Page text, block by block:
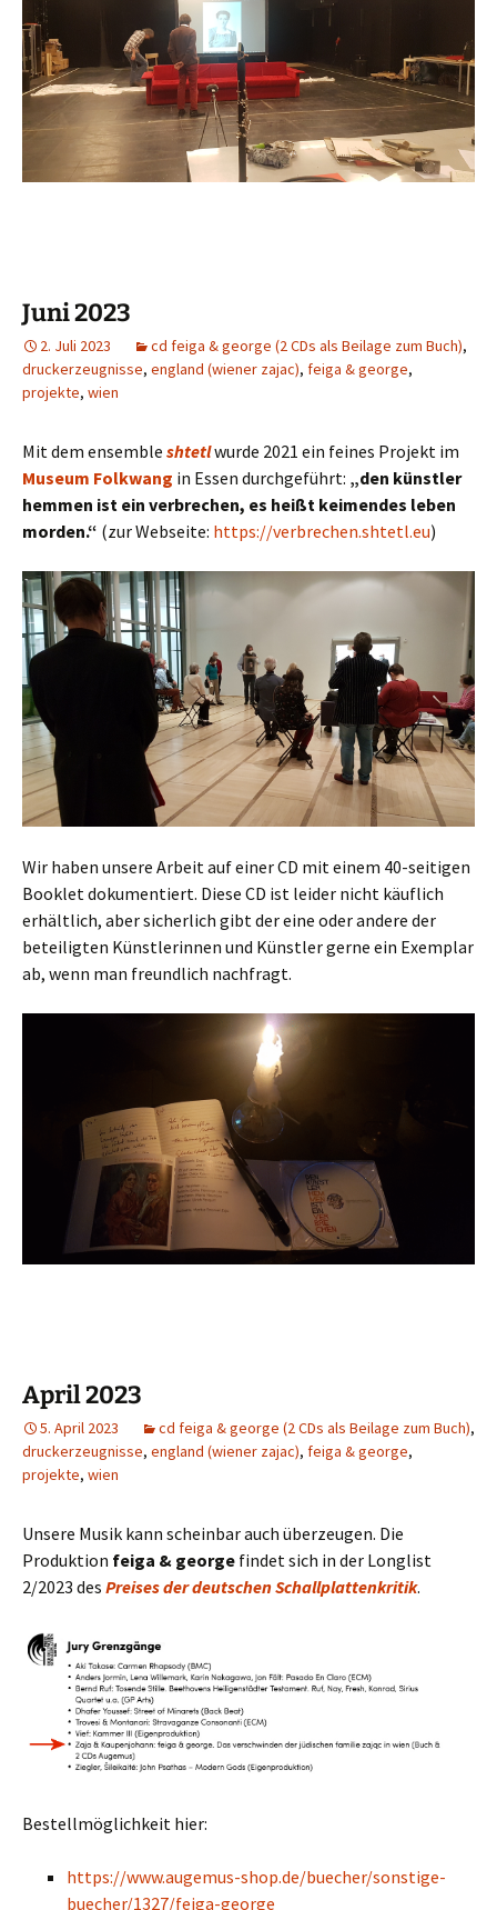
Juni 2023
2. Juli 2023 cd feiga & george (2 CDs als Beilage zum Buch),
druckerzeugnisse, england (wiener zajac), feiga & george,
projekte, wien
Mit dem ensemble shtetlwurde 2021 ein feines Projekt im
Museum Folkwang in Essen durchgeführt: „den künstler
hemmen ist ein verbrechen, es heißt keimendes leben
morden.“ (zur Webseite: https://verbrechen.shtetl.eu)
Wir haben unsere Arbeit auf einer CD mit einem 40-seitigen
Booklet dokumentiert. Diese CD ist leider nicht käuflich
erhältlich, aber sicherlich gibt der eine oder andere der
beteiligten Künstlerinnen und Künstler gerne ein Exemplar
ab, wenn man freundlich nachfragt.
April 2023
5. April 2023 cd feiga & george (2 CDs als Beilage zum Buch),
druckerzeugnisse, england (wiener zajac), feiga & george,
projekte, wien
Unsere Musik kann scheinbar auch überzeugen. Die
Produktion feiga & george findet sich in der Longlist
2/2023 des Preises der deutschen Schallplattenkritik.
Bestellmöglichkeit hier:
https://www.augemus-shop.de/buecher/sonstige-
buecher/1327/feiga-george